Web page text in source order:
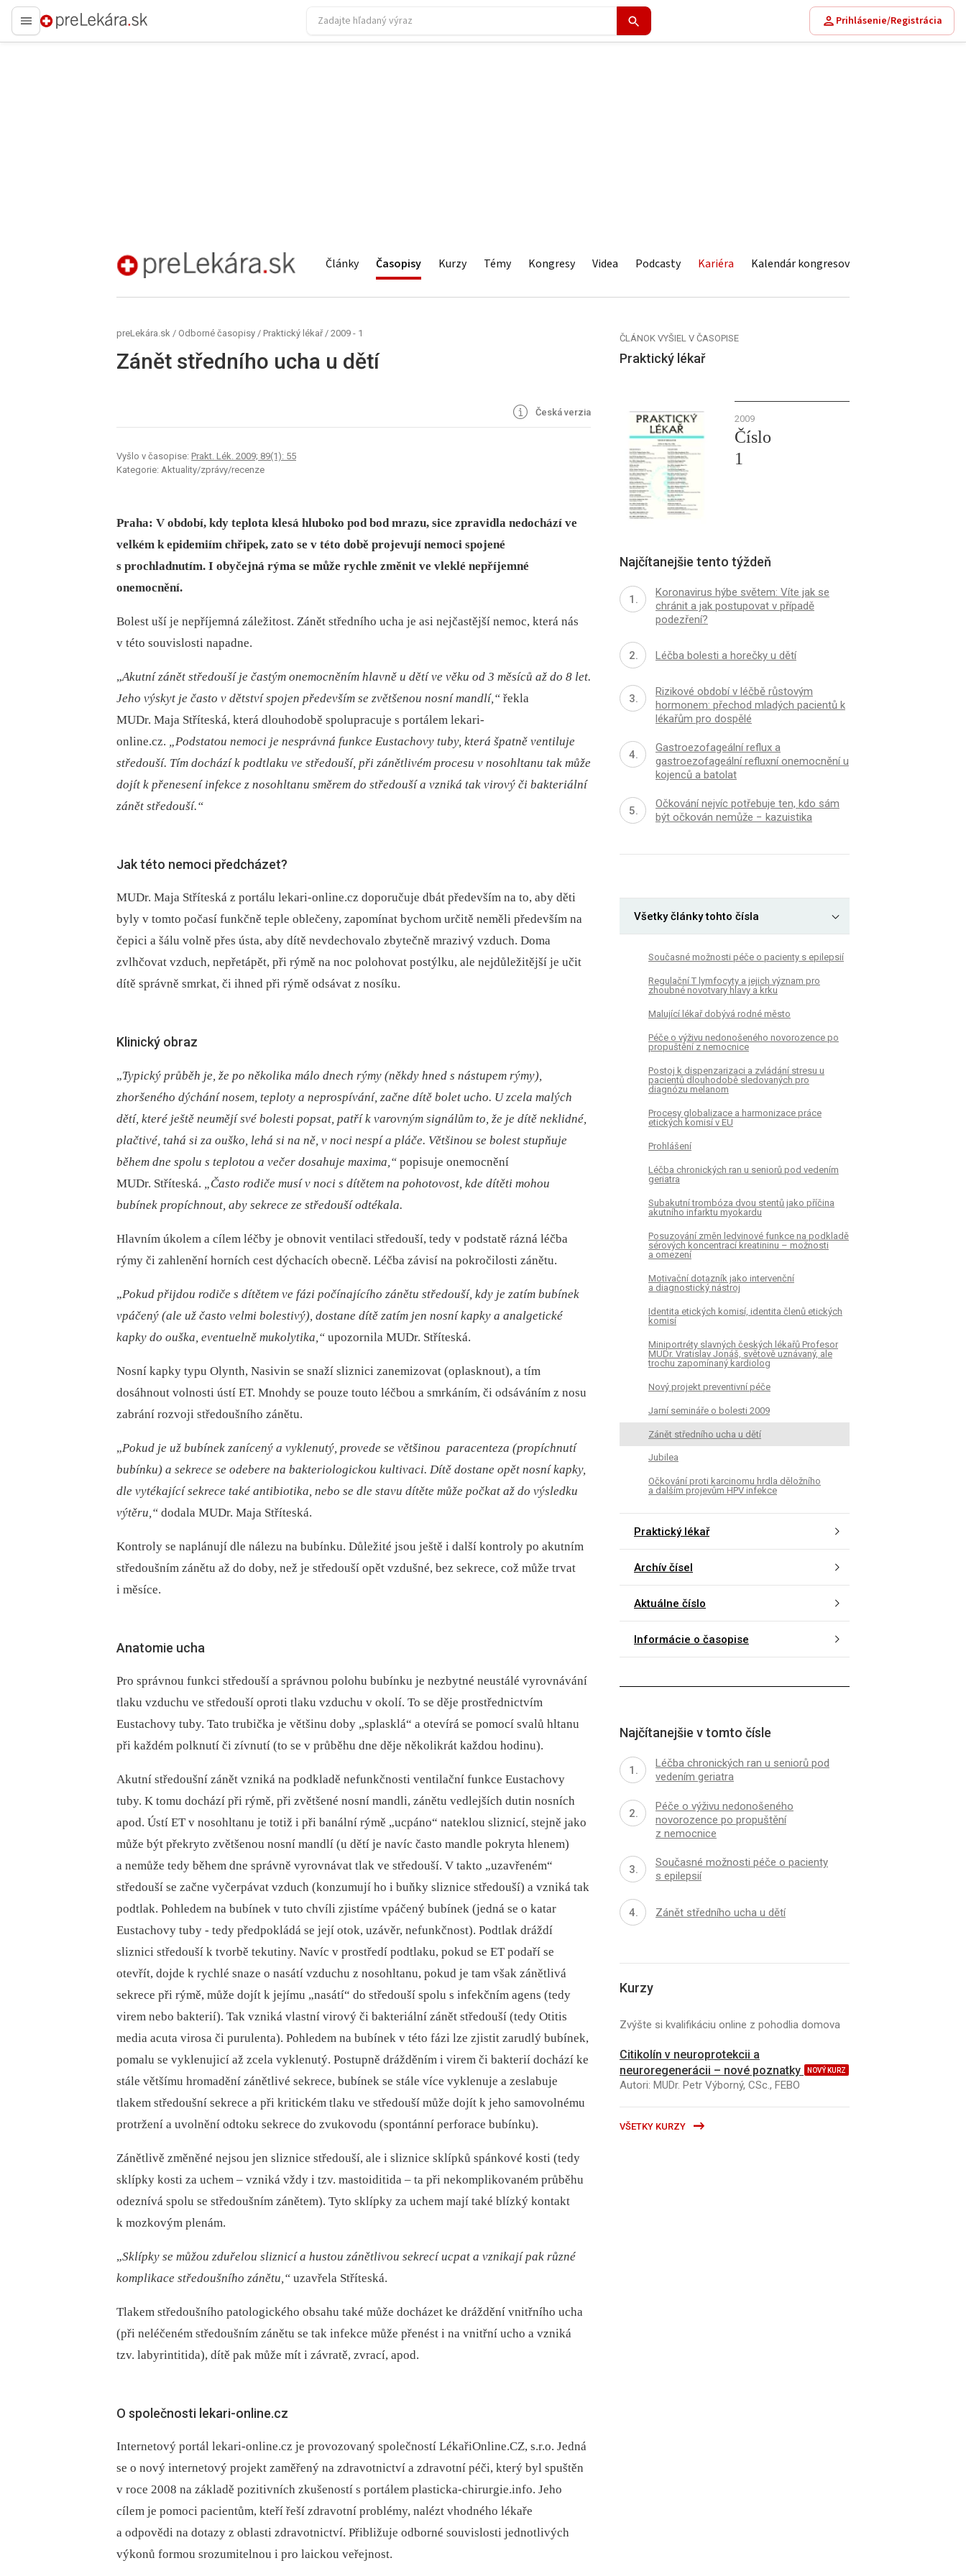
preLekára.sk
Prihlásenie/Registrácia
preLekára.sk Články Časopisy Kurzy Témy Kongresy Videa Podcasty Kariéra Kalendár kongresov
preLekára.sk / Odborné časopisy / Praktický lékař / 2009 - 1
Zánět středního ucha u dětí
Česká verzia
Vyšlo v časopise: Prakt. Lék. 2009; 89(1): 55
Kategorie: Aktuality/zprávy/recenze
Praha: V období, kdy teplota klesá hluboko pod bod mrazu, sice zpravidla nedochází ve
velkém k epidemiím chřipek, zato se v této době projevují nemoci spojené
s prochladnutím. I obyčejná rýma se může rychle změnit ve vleklé nepříjemné
onemocnění.
Bolest uší je nepříjemná záležitost. Zánět středního ucha je asi nejčastější nemoc, která nás
v této souvislosti napadne.
„Akutní zánět středouší je častým onemocněním hlavně u dětí ve věku od 3 měsíců až do 8 let.
Jeho výskyt je často v dětství spojen především se zvětšenou nosní mandlí,“ řekla
MUDr. Maja Stříteská, která dlouhodobě spolupracuje s portálem lekari-
online.cz. „Podstatou nemoci je nesprávná funkce Eustachovy tuby, která špatně ventiluje
středouší. Tím dochází k podtlaku ve středouší, při zánětlivém procesu v nosohltanu tak může
dojít k přenesení infekce z nosohltanu směrem do středouší a vzniká tak virový či bakteriální
zánět středouší.“
Jak této nemoci předcházet?
MUDr. Maja Stříteská z portálu lekari-online.cz doporučuje dbát především na to, aby děti
byly v tomto počasí funkčně teple oblečeny, zapomínat bychom určitě neměli především na
čepici a šálu volně přes ústa, aby dítě nevdechovalo zbytečně mrazivý vzduch. Doma
zvlhčovat vzduch, nepřetápět, při rýmě na noc polohovat postýlku, ale nejdůležitější je učit
dítě správně smrkat, či ihned při rýmě odsávat z nosíku.
Klinický obraz
„Typický průběh je, že po několika málo dnech rýmy (někdy hned s nástupem rýmy),
zhoršeného dýchání nosem, teploty a neprospívání, začne dítě bolet ucho. U zcela malých
dětí, které ještě neumějí své bolesti popsat, patří k varovným signálům to, že je dítě neklidné,
plačtivé, tahá si za ouško, lehá si na ně, v noci nespí a pláče. Většinou se bolest stupňuje
během dne spolu s teplotou a večer dosahuje maxima,“ popisuje onemocnění
MUDr. Stříteská.
„Často rodiče musí v noci s dítětem na pohotovost, kde dítěti mohou
bubínek propíchnout, aby sekrece ze středouší odtékala.
Hlavním úkolem a cílem léčby je obnovit ventilaci středouší, tedy v podstatě rázná léčba
rýmy či zahlenění horních cest dýchacích obecně. Léčba závisí na pokročilosti zánětu.
„Pokud přijdou rodiče s dítětem ve fázi počínajícího zánětu středouší, kdy je zatím bubínek
vpáčený (ale už často velmi bolestivý), dostane dítě zatím jen nosní kapky a analgetické
kapky do ouška, eventuelně mukolytika,“ upozornila MUDr. Stříteská.
Nosní kapky typu Olynth, Nasivin se snaží sliznici zanemizovat (oplasknout), a tím
dosáhnout volnosti ústí ET. Mnohdy se pouze touto léčbou a smrkáním, či odsáváním z nosu
zabrání rozvoji středoušního zánětu.
„Pokud je už bubínek zanícený a vyklenutý, provede se většinou paracenteza (propíchnutí
bubínku) a sekrece se odebere na bakteriologickou kultivaci. Dítě dostane opět nosní kapky,
dle vytékající sekrece také antibiotika, nebo se dle stavu dítěte může počkat až do výsledku
výtěru,“ dodala MUDr. Maja Stříteská.
Kontroly se naplánují dle nálezu na bubínku. Důležité jsou ještě i další kontroly po akutním
středoušním zánětu až do doby, než je středouší opět vzdušné, bez sekrece, což může trvat
i měsíce.
Anatomie ucha
Pro správnou funkci středouší a správnou polohu bubínku je nezbytné neustálé vyrovnávání
tlaku vzduchu ve středouší oproti tlaku vzduchu v okolí. To se děje prostřednictvím
Eustachovy tuby. Tato trubička je většinu doby „splasklá“ a otevírá se pomocí svalů hltanu
při každém polknutí či zívnutí (to se v průběhu dne děje několikrát každou hodinu).
Akutní středoušní zánět vzniká na podkladě nefunkčnosti ventilační funkce Eustachovy
tuby. K tomu dochází při rýmě, při zvětšené nosní mandli, zánětu vedlejších dutin nosních
apod. Ústí ET v nosohltanu je totiž i při banální rýmě „ucpáno“ nateklou sliznicí, stejně jako
může být překryto zvětšenou nosní mandlí (u dětí je navíc často mandle pokryta hlenem)
a nemůže tedy během dne správně vyrovnávat tlak ve středouší. V takto „uzavřeném“
středouší se začne vyčerpávat vzduch (konzumují ho i buňky sliznice středouší) a vzniká tak
podtlak. Pohledem na bubínek v tuto chvíli zjistíme vpáčený bubínek (jedná se o katar
Eustachovy tuby -⁠ tedy předpokládá se její otok, uzávěr, nefunkčnost). Podtlak dráždí
sliznici středouší k tvorbě tekutiny. Navíc v prostředí podtlaku, pokud se ET podaří se
otevřít, dojde k rychlé snaze o nasátí vzduchu z nosohltanu, pokud je tam však zánětlivá
sekrece při rýmě, může dojít k jejímu „nasátí“ do středouší spolu s infekčním agens (tedy
virem nebo bakterií). Tak vzniká vlastní virový či bakteriální zánět středouší (tedy Otitis
media acuta virosa či purulenta). Pohledem na bubínek v této fázi lze zjistit zarudlý bubínek,
pomalu se vyklenujicí až zcela vyklenutý. Postupně drážděním i virem či bakterií dochází ke
stále většímu hromadění zánětlivé sekrece, bubínek se stále více vyklenuje a zeslabuje
tlakem středoušní sekrece a při kritickém tlaku ve středouší může dojít k jeho samovolnému
protržení a uvolnění odtoku sekrece do zvukovodu (spontánní perforace bubínku).
Zánětlivě změněné nejsou jen sliznice středouší, ale i sliznice sklípků spánkové kosti (tedy
sklípky kosti za uchem –⁠ vzniká vždy i tzv. mastoiditida –⁠ ta při nekomplikovaném průběhu
odeznívá spolu se středoušním zánětem). Tyto sklípky za uchem mají také blízký kontakt
k mozkovým plenám.
„Sklípky se můžou zduřelou sliznicí a hustou zánětlivou sekrecí ucpat a vznikají pak různé
komplikace středoušního zánětu,“ uzavřela Stříteská.
Tlakem středoušního patologického obsahu také může docházet ke dráždění vnitřního ucha
(při neléčeném středoušním zánětu se tak infekce může přenést i na vnitřní ucho a vzniká
tzv. labyrintitida), dítě pak může mít i závratě, zvrací, apod.
O společnosti lekari-online.cz
Internetový portál lekari-online.cz je provozovaný společností LékařiOnline.CZ, s.r.o. Jedná
se o nový internetový projekt zaměřený na zdravotnictví a zdravotní péči, který byl spuštěn
v roce 2008 na základě pozitivních zkušeností s portálem plasticka-chirurgie.info. Jeho
cílem je pomoci pacientům, kteří řeší zdravotní problémy, nalézt vhodného lékaře
a odpovědi na dotazy z oblasti zdravotnictví. Přibližuje odborné souvislosti jednotlivých
výkonů formou srozumitelnou i pro laickou veřejnost.
ČLÁNOK VYŠIEL V ČASOPISE
Praktický lékař
2009
Číslo
1
Najčítanejšie tento týždeň
Koronavirus hýbe světem: Víte jak se
chránit a jak postupovat v případě
podezření?
Léčba bolesti a horečky u dětí
Rizikové období v léčbě růstovým
hormonem: přechod mladých pacientů k
lékařům pro dospělé
Gastroezofageální reflux a
gastroezofageální refluxní onemocnění u
kojenců a batolat
Očkování nejvíc potřebuje ten, kdo sám
být očkován nemůže − kazuistika
Všetky články tohto čísla
Současné možnosti péče o pacienty s epilepsií
Regulační T lymfocyty a jejich význam pro
zhoubné novotvary hlavy a krku
Malující lékař dobývá rodné město
Péče o výživu nedonošeného novorozence po
propuštění z nemocnice
Postoj k dispenzarizaci a zvládání stresu u
pacientů dlouhodobě sledovaných pro
diagnózu melanom
Procesy globalizace a harmonizace práce
etických komisí v EU
Prohlášení
Léčba chronických ran u seniorů pod vedením
geriatra
Subakutní trombóza dvou stentů jako příčina
akutního infarktu myokardu
Posuzování změn ledvinové funkce na podkladě
sérových koncentrací kreatininu – možnosti
a omezení
Motivační dotazník jako intervenční
a diagnostický nástroj
Identita etických komisí, identita členů etických
komisí
Miniportréty slavných českých lékařů Profesor
MUDr. Vratislav Jonáš, světově uznávaný, ale
trochu zapomínaný kardiolog
Nový projekt preventivní péče
Jarní semináře o bolesti 2009
Zánět středního ucha u dětí
Jubilea
Očkování proti karcinomu hrdla děložního
a dalším projevům HPV infekce
Praktický lékař
Archív čísel
Aktuálne číslo
Informácie o časopise
Najčítanejšie v tomto čísle
Léčba chronických ran u seniorů pod
vedením geriatra
Péče o výživu nedonošeného
novorozence po propuštění
z nemocnice
Současné možnosti péče o pacienty
s epilepsií
Zánět středního ucha u dětí
Kurzy
Zvýšte si kvalifikáciu online z pohodlia domova
Citikolín v neuroprotekcii a
neuroregenerácii – nové poznatky
NOVÝ KURZ
Autori: MUDr. Petr Výborný, CSc., FEBO
VŠETKY KURZY